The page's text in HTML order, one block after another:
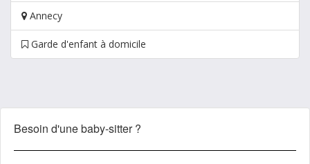
Annecy
Garde d'enfant à domicile
Besoin d'une baby-sitter ?